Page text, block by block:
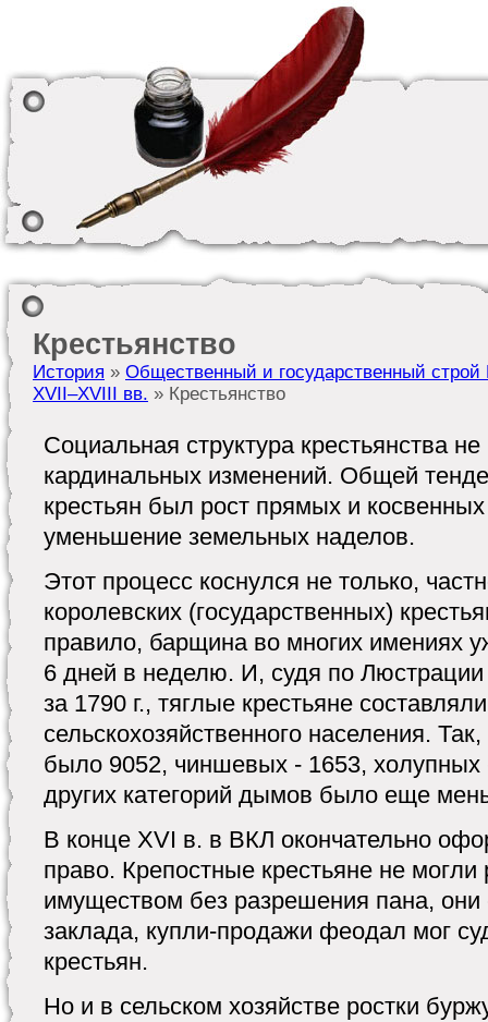
Крестьянство
История » Общественный и государственный
XVII–XVIII вв. » Крестьянство
Социальная структура крестьянства
кардинальных изменений. Общей
крестьян был рост прямых и
уменьшение земельных наделов.
Этот процесс коснулся не только,
королевских (государственных)
правило, барщина во многих имениях
6 дней в неделю. И, судя по Люстрации
за 1790 г., тяглые крестьяне
сельскохозяйственного населения.
было 9052, чиншевых - 1653, холупных
других категорий дымов было еще
В конце XVI в. в ВКЛ окончательно
право. Крепостные крестьяне не
имуществом без разрешения пана, они
заклада, купли-продажи феодал мог
крестьян.
Но и в сельском хозяйстве ростки